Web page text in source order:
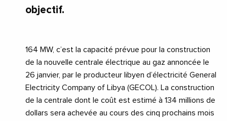
objectif.
164 MW, c’est la capacité prévue pour la construction
de la nouvelle centrale électrique au gaz annoncée le
26 janvier, par le producteur libyen d’électricité General
Electricity Company of Libya (GECOL). La construction
de la centrale dont le coût est estimé à 134 millions de
dollars sera achevée au cours des cinq prochains mois